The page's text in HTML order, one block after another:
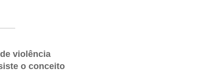
violência
o conceito